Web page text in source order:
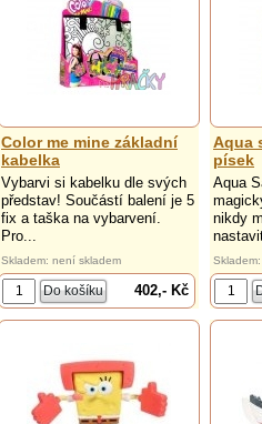
Color me mine základní
kabelka
Vybarvi si kabelku dle svých
představ! Součástí balení je 5
fix a taška na vybarvení.
Pro...
Skladem: není skladem
402,- Kč
Aqua
písek
Aqua
nikdy